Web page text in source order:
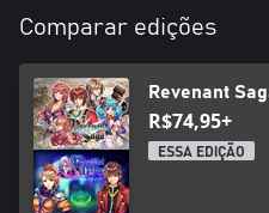
vários efeitos.
assuma várias missões com
uma grande aventura!
* Complementos não estão
Comparar edições
Revenant
R$74,95+
ESSA EDIÇÃO